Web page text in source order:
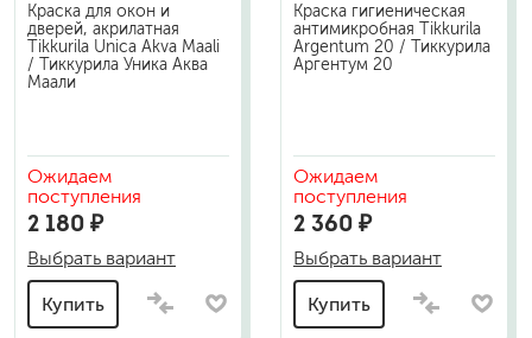
Краска для окон и
дверей, акрилатная
Tikkurila Unica Akva Maali
/ Тиккурила Уника Аква
Маали
Ожидаем
поступления
2 180 ₽
Выбрать вариант
Купить
Краска гигиеническая
антимикробная Tikkurila
Argentum 20 / Тиккурила
Аргентум 20
Ожидаем
поступления
2 360 ₽
Выбрать вариант
Купить